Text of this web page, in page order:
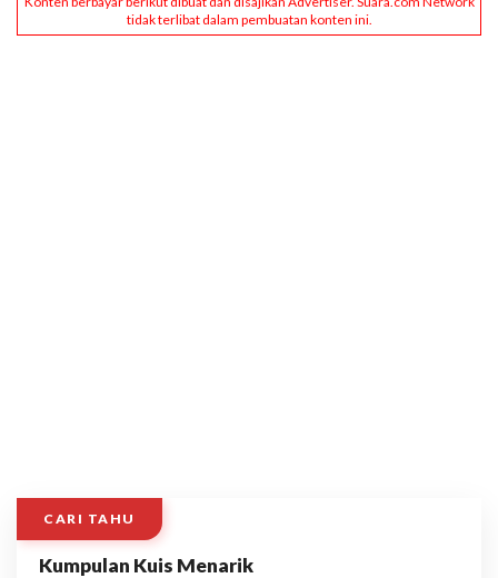
CARI TAHU
Kumpulan Kuis Menarik